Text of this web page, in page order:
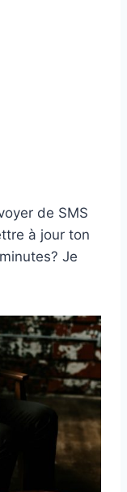
de SMS
à jour ton
Je